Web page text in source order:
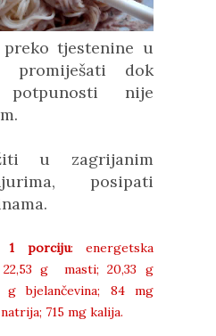
tjestenine u
promiješati dok
nije
u zagrijanim
posipati
1 porciju: energetska
g masti; 20,33 g
g bjelančevina; 84 mg
715 mg kalija.